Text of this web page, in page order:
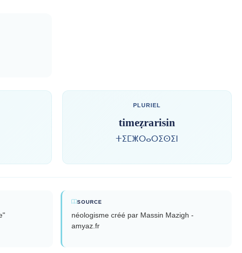
PLURIEL
timeẓrarisin
ⵜⵉⵎⵥⵔⴰⵔⵉⵙⵉⵏ
SOURCE
néologisme créé par Massin Mazigh -
amyaz.fr